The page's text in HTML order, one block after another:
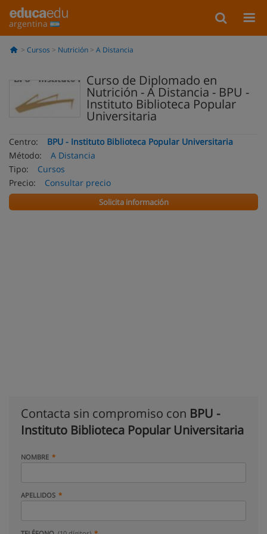
argentina
Cursos Nutrición A Distancia
Curso de Diplomado en
Nutrición - A Distancia - BPU -
Instituto Biblioteca Popular
Universitaria
Centro:
BPU - Instituto Biblioteca Popular Universitaria
Método:
A Distancia
Tipo:
Cursos
Precio:
Consultar precio
Solicita información
Contacta sin compromiso con BPU -
Instituto Biblioteca Popular Universitaria
NOMBRE
APELLIDOS